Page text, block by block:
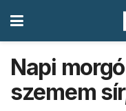
Napi
szemem